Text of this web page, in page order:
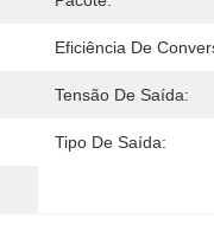
Eficiência De
Tensão De Saída:
Tipo De Saída: